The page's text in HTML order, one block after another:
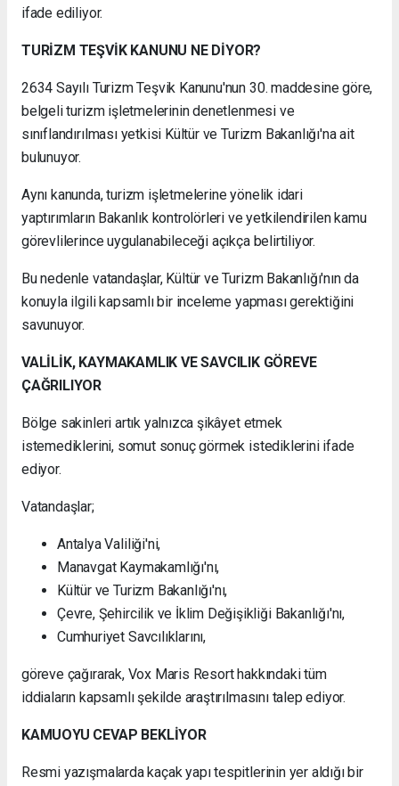
ifade ediliyor.
TURİZM TEŞVİK KANUNU NE DİYOR?
2634 Sayılı Turizm Teşvik Kanunu'nun 30. maddesine göre,
belgeli turizm işletmelerinin denetlenmesi ve
sınıflandırılması yetkisi Kültür ve Turizm Bakanlığı'na ait
bulunuyor.
Aynı kanunda, turizm işletmelerine yönelik idari
yaptırımların Bakanlık kontrolörleri ve yetkilendirilen kamu
görevlilerince uygulanabileceği açıkça belirtiliyor.
Bu nedenle vatandaşlar, Kültür ve Turizm Bakanlığı'nın da
konuyla ilgili kapsamlı bir inceleme yapması gerektiğini
savunuyor.
VALİLİK, KAYMAKAMLIK VE SAVCILIK GÖREVE
ÇAĞRILIYOR
Bölge sakinleri artık yalnızca şikâyet etmek
istemediklerini, somut sonuç görmek istediklerini ifade
ediyor.
Vatandaşlar;
Antalya Valiliği'ni,
Manavgat Kaymakamlığı'nı,
Kültür ve Turizm Bakanlığı'nı,
Çevre, Şehircilik ve İklim Değişikliği Bakanlığı'nı,
Cumhuriyet Savcılıklarını,
göreve çağırarak, Vox Maris Resort hakkındaki tüm
iddiaların kapsamlı şekilde araştırılmasını talep ediyor.
KAMUOYU CEVAP BEKLİYOR
Resmi yazışmalarda kaçak yapı tespitlerinin yer aldığı bir